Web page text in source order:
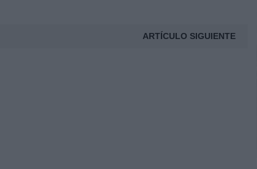
ARTÍCULO SIGUIENTE